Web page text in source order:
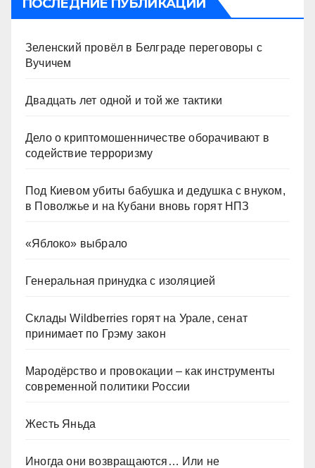
ПОСЛЕДНИЕ ПУБЛИКАЦИИ
Зеленский провёл в Белграде переговоры с
Вучичем
Двадцать лет одной и той же тактики
Дело о криптомошенничестве оборачивают в
содействие терроризму
Под Киевом убиты бабушка и дедушка с внуком,
в Поволжье и на Кубани вновь горят НПЗ
«Яблоко» выбрало
Генеральная принудка с изоляцией
Склады Wildberries горят на Урале, сенат
принимает по Грэму закон
Мародёрство и провокации – как инструменты
современной политики России
Жесть Яньда
Иногда они возвращаются… Или не